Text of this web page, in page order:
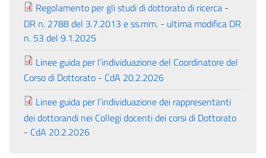
Regolamento per gli studi di dottorato di ricerca -
DR n. 2788 del 3.7.2013 e ss.mm. - ultima modifica DR
n. 53 del 9.1.2025
Linee guida per l’individuazione del Coordinatore del
Corso di Dottorato - CdA 20.2.2026
Linee guida per l’individuazione dei rappresentanti
dei dottorandi nei Collegi docenti dei corsi di Dottorato
- CdA 20.2.2026